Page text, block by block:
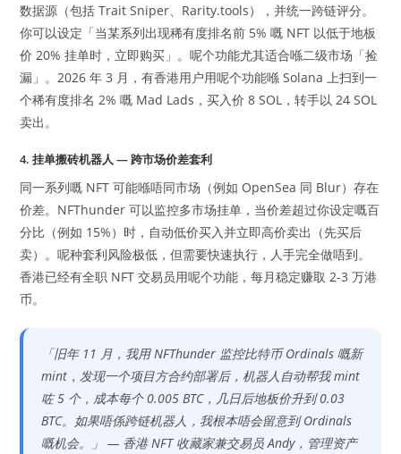
数据源（包括 Trait Sniper、Rarity.tools），并统一跨链评分。
你可以设定「当某系列出现稀有度排名前 5% 嘅 NFT 以低于地板
价 20% 挂单时，立即购买」。呢个功能尤其适合喺二级市场「捡
漏」。2026 年 3 月，有香港用户用呢个功能喺 Solana 上扫到一
个稀有度排名 2% 嘅 Mad Lads，买入价 8 SOL，转手以 24 SOL
卖出。
4. 挂单搬砖机器人 — 跨市场价差套利
同一系列嘅 NFT 可能喺唔同市场（例如 OpenSea 同 Blur）存在
价差。NFThunder 可以监控多市场挂单，当价差超过你设定嘅百
分比（例如 15%）时，自动低价买入并立即高价卖出（先买后
卖）。呢种套利风险极低，但需要快速执行，人手完全做唔到。
香港已经有全职 NFT 交易员用呢个功能，每月稳定赚取 2-3 万港
币。
「旧年 11 月，我用 NFThunder 监控比特币 Ordinals 嘅新
mint，发现一个项目方合约部署后，机器人自动帮我 mint
咗 5 个，成本每个 0.005 BTC，几日后地板价升到 0.03
BTC。如果唔係跨链机器人，我根本唔会留意到 Ordinals
嘅机会。」 — 香港 NFT 收藏家兼交易员 Andy，管理资产